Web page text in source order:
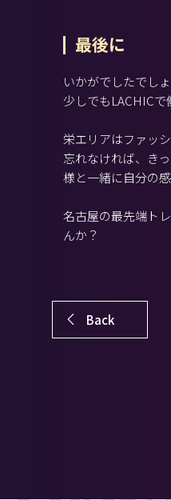
最後に
いかがでしたでしょ
少しでもLACHIC
栄エリアはファッ
忘れなければ、き
様と一緒に自分の
名古屋の最先端ト
んか？
Back